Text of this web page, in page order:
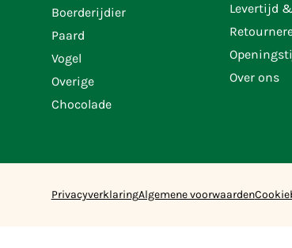
Boerderijdier
Paard
Vogel
Overige
Chocolade
Levertijd
Over ons
PrivacyverklaringAlgemene voorwaarden